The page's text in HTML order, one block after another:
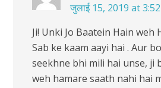
जुलाई 15, 2019 at 3:52
Ji! Unki Jo Baatein Hain weh
Sab ke kaam aayi hai . Aur
seekhne bhi mili hai unse, ji
weh hamare saath nahi hai